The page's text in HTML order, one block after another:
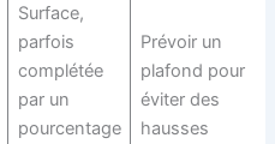
Surface,
parfois
complétée
par un
pourcentage
Prévoir un
plafond pour
éviter des
hausses